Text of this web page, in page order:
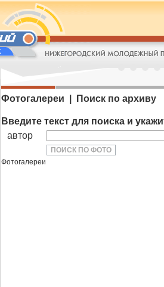
Фотогалереи | Поиск по архиву
Введите текст для поиска и
автор
Фотогалереи